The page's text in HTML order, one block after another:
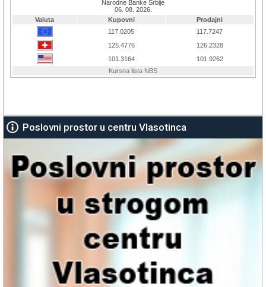
Poslovni prostor u centru Vlasotinca